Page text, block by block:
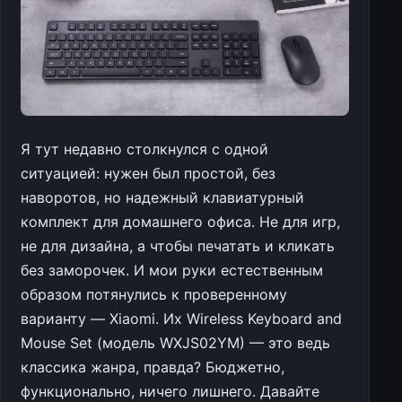
Я тут недавно столкнулся с одной
ситуацией: нужен был простой, без
наворотов, но надежный клавиатурный
комплект для домашнего офиса. Не для игр,
не для дизайна, а чтобы печатать и кликать
без заморочек. И мои руки естественным
образом потянулись к проверенному
варианту — Xiaomi. Их Wireless Keyboard and
Mouse Set (модель WXJS02YM) — это ведь
классика жанра, правда? Бюджетно,
функционально, ничего лишнего. Давайте